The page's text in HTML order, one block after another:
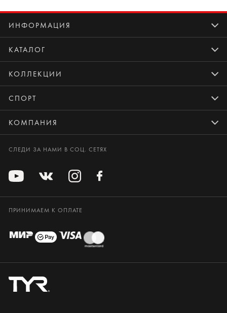
ИНФОРМАЦИЯ
КАТАЛОГ
КОЛЛЕКЦИИ
СПОРТ
КОМПАНИЯ
СЛЕДИ ЗА НАМИ В СОЦ. СЕТЯХ
ПРИНИМАЕМ К ОПЛАТЕ